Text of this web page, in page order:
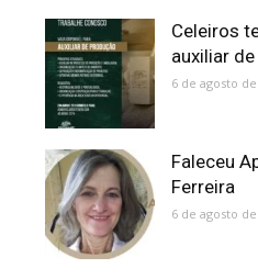
Celeiros
auxiliar
6 de agosto
Faleceu
Ferreira
6 de agosto